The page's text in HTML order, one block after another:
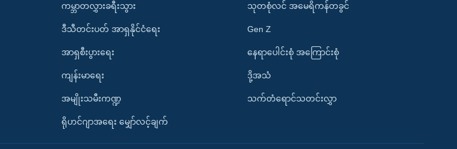
ကမ္ဘာတလွှားခရီးသွား
ဒီသီတင်းပတ် အာရှနိုင်ငံရေး
အာရှစီးပွားရေး
ကျန်းမာရေး
အမျိုးသမီးကဏ္ဍ
ရိုဟင်ဂျာအရေး မျှော်လင့်ချက်
သုတစုံလင် အမေရိကန်တခွင်
Gen Z
နေရာပေါင်းစုံ အကြောင်းစုံ
ဒို့အသံ
သက်တံရောင်သတင်းလွှာ